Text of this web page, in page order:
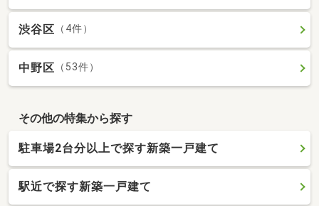
渋谷区 （4件）
中野区 （53件）
その他の特集から探す
駐車場2台分以上で探す新築一戸建て
駅近で探す新築一戸建て